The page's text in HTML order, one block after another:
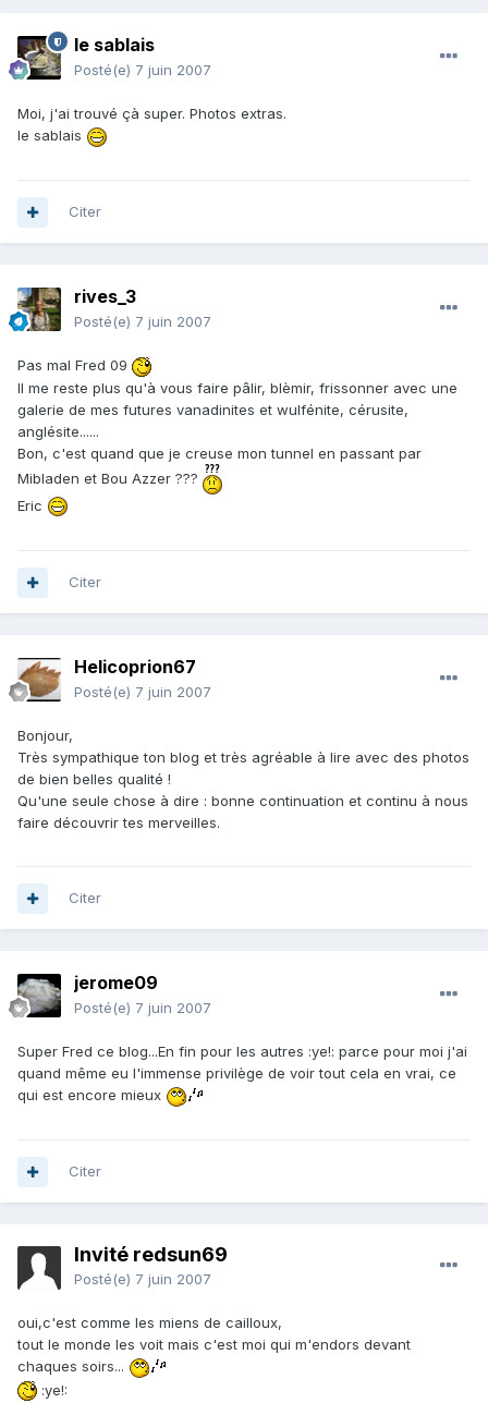
le sablais
Posté(e) 7 juin 2007
Moi, j'ai trouvé çà super. Photos extras.
le sablais
Citer
rives_3
Posté(e) 7 juin 2007
Pas mal Fred 09
Il me reste plus qu'à vous faire pâlir, blèmir, frissonner avec une
galerie de mes futures vanadinites et wulfénite, cérusite,
anglésite......
Bon, c'est quand que je creuse mon tunnel en passant par
Mibladen et Bou Azzer ???
Eric
Citer
Helicoprion67
Posté(e) 7 juin 2007
Bonjour,
Très sympathique ton blog et très agréable à lire avec des photos
de bien belles qualité !
Qu'une seule chose à dire : bonne continuation et continu à nous
faire découvrir tes merveilles.
Citer
jerome09
Posté(e) 7 juin 2007
Super Fred ce blog...En fin pour les autres :ye!: parce pour moi j'ai
quand même eu l'immense privilège de voir tout cela en vrai, ce
qui est encore mieux
Citer
Invité redsun69
Posté(e) 7 juin 2007
oui,c'est comme les miens de cailloux,
tout le monde les voit mais c'est moi qui m'endors devant
chaques soirs...
:ye!: